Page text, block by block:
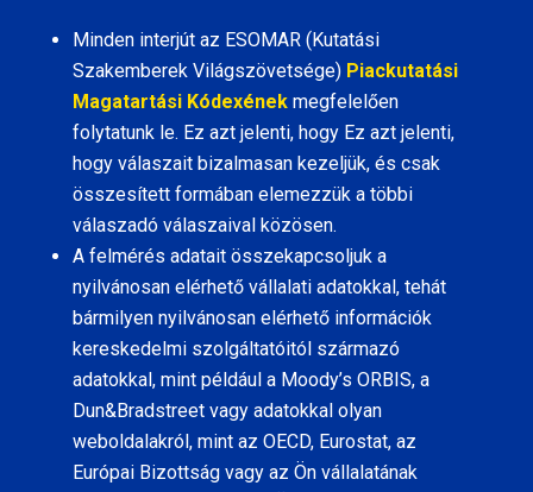
Minden interjút az ESOMAR (Kutatási
Szakemberek Világszövetsége) Piackutatási
Magatartási Kódexénekmegfelelően
folytatunk le. Ez azt jelenti, hogy Ez azt jelenti,
hogy válaszait bizalmasan kezeljük, és csak
összesített formában elemezzük a többi
válaszadó válaszaival közösen.
A felmérés adatait összekapcsoljuk a
nyilvánosan elérhető vállalati adatokkal, tehát
bármilyen nyilvánosan elérhető információk
kereskedelmi szolgáltatóitól származó
adatokkal, mint például a Moody’s ORBIS, a
Dun&Bradstreet vagy adatokkal olyan
weboldalakról, mint az OECD, Eurostat, az
Európai Bizottság vagy az Ön vállalatának